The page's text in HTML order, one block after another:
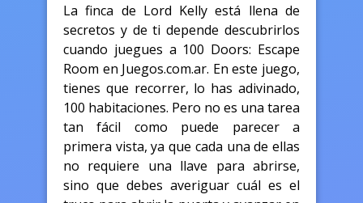
La finca de Lord Kelly está llena de
secretos y de ti depende descubrirlos
cuando juegues a 100 Doors: Escape
Room en Juegos.com.ar. En este juego,
tienes que recorrer, lo has adivinado,
100 habitaciones. Pero no es una tarea
tan fácil como puede parecer a
primera vista, ya que cada una de ellas
no requiere una llave para abrirse,
sino que debes averiguar cuál es el